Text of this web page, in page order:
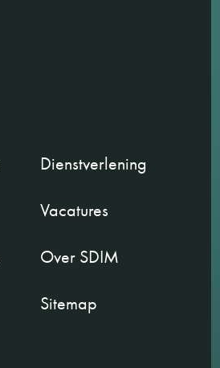
Dienstverlening
Vacatures
Over SDIM
Sitemap